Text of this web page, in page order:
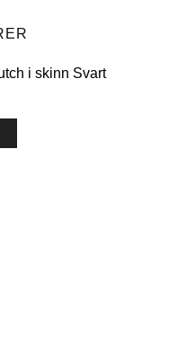
i skinn Svart